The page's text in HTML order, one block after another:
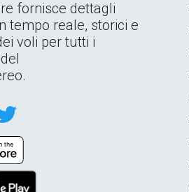
fornisce dettagli
tempo reale, storici e
voli per tutti i